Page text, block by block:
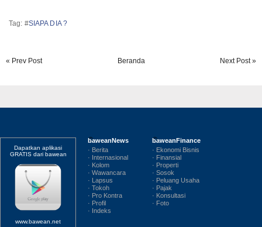
Tag: #SIAPA DIA ?
« Prev Post Next Post »
Beranda
Dapatkan aplikasi
GRATIS dari bawean
www.bawean.net
baweanNews
· Berita
· Internasional
· Kolom
· Wawancara
· Lapsus
· Tokoh
· Pro Kontra
· Profil
· Indeks
baweanFinance
· Ekonomi Bisnis
· Finansial
· Properti
· Sosok
· Peluang Usaha
· Pajak
· Konsultasi
· Foto